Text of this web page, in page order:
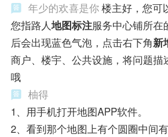
年少的欢喜是你楼主好，您可
您指路人地图标注服务中心铺所在
后会出现蓝色气泡，点击右下角新
商户、楼宇、公共设施，将问题描
哦
柚得
1、用手机打开地图APP软件。
2、看到那个地图上有个圆圈中间